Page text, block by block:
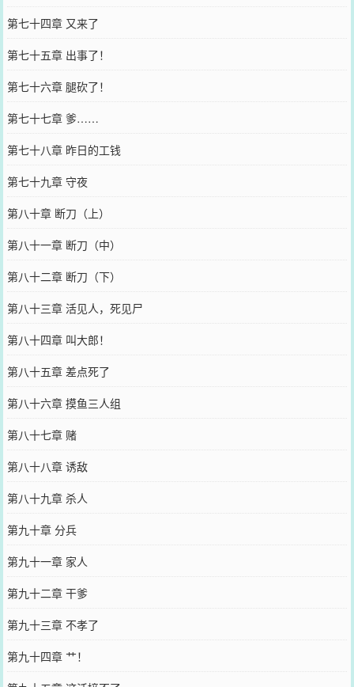
第七十四章 又来了
第七十五章 出事了！
第七十六章 腿砍了！
第七十七章 爹……
第七十八章 昨日的工钱
第七十九章 守夜
第八十章 断刀（上）
第八十一章 断刀（中）
第八十二章 断刀（下）
第八十三章 活见人，死见尸
第八十四章 叫大郎！
第八十五章 差点死了
第八十六章 摸鱼三人组
第八十七章 赌
第八十八章 诱敌
第八十九章 杀人
第九十章 分兵
第九十一章 家人
第九十二章 干爹
第九十三章 不孝了
第九十四章 艹！